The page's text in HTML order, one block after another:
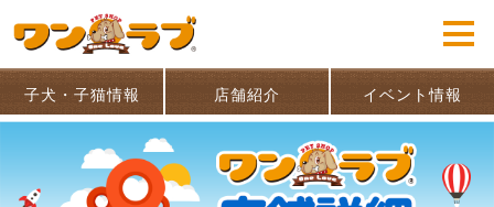
子犬・子猫情報 店舗紹介 イベント情報